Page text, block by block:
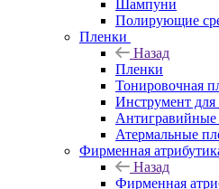
Шампуни
Полирующие
Пленки
Назад
Пленки
Тонировочная
Инструмент для
Антигравийные
Атермальные
Фирменная
Назад
Фирменная